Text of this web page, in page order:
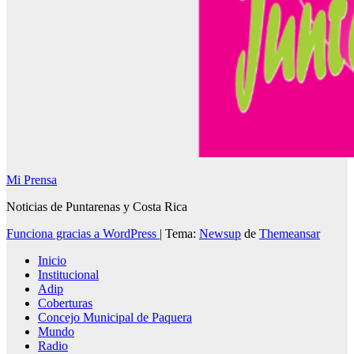
Mi Prensa
Noticias de Puntarenas y Costa Rica
Funciona gracias a WordPress | Tema: Newsup de Themeansar
Inicio
Institucional
Adip
Coberturas
Concejo Municipal de Paquera
Mundo
Radio